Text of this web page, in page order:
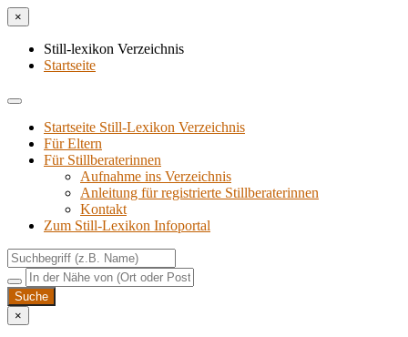
×
Still-lexikon Verzeichnis
Startseite
Startseite Still-Lexikon Verzeichnis
Für Eltern
Für Stillberaterinnen
Aufnahme ins Verzeichnis
Anlei­tung für regis­trier­te Stillberaterinnen
Kon­takt
Zum Still-Lexikon Infoportal
×